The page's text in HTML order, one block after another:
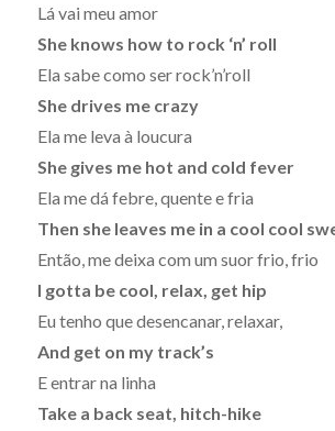
Lá vai meu amor
She knows how to rock ‘n’ roll
Ela sabe como ser rock’n’roll
She drives me crazy
Ela me leva à loucura
She gives me hot and cold fever
Ela me dá febre, quente e fria
Then she leaves me in a cool cool
Então, me deixa com um suor frio, frio
I gotta be cool, relax, get hip
Eu tenho que desencanar, relaxar,
And get on my track’s
E entrar na linha
Take a back seat, hitch-hike